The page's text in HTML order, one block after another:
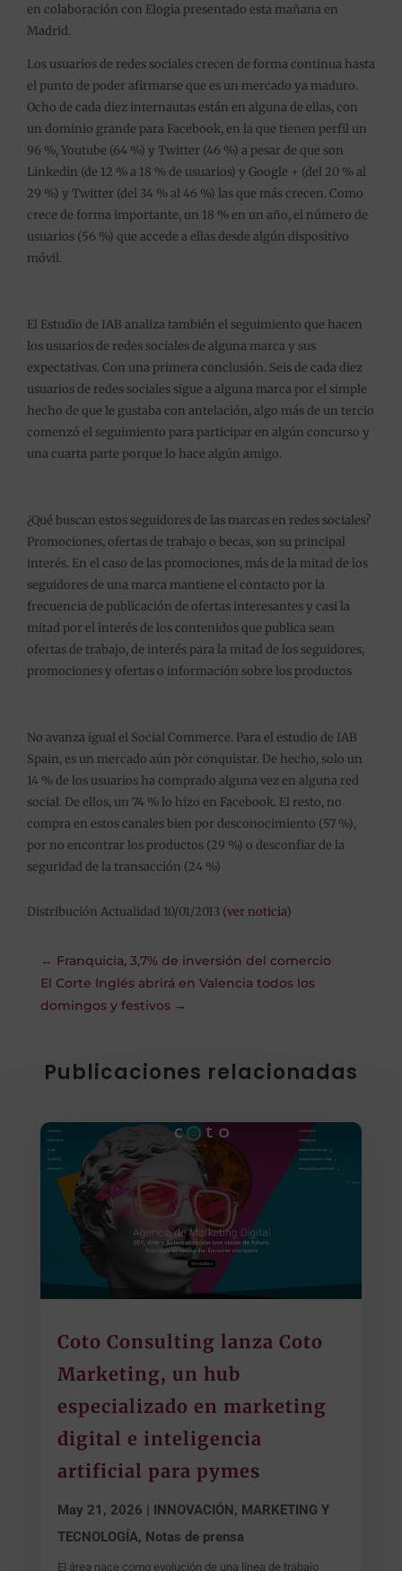
en colaboración con Elogia presentado esta mañana en
Madrid.
Los usuarios de redes sociales crecen de forma continua hasta
el punto de poder afirmarse que es un mercado ya maduro.
Ocho de cada diez internautas están en alguna de ellas, con
un dominio grande para Facebook, en la que tienen perfil un
96 %, Youtube (64 %) y Twitter (46 %) a pesar de que son
Linkedin (de 12 % a 18 % de usuarios) y Google + (del 20 % al
29 %) y Twitter (del 34 % al 46 %) las que más crecen. Como
crece de forma importante, un 18 % en un año, el número de
usuarios (56 %) que accede a ellas desde algún dispositivo
móvil.
El Estudio de IAB analiza también el seguimiento que hacen
los usuarios de redes sociales de alguna marca y sus
expectativas. Con una primera conclusión. Seis de cada diez
usuarios de redes sociales sigue a alguna marca por el simple
hecho de que le gustaba con antelación, algo más de un tercio
comenzó el seguimiento para participar en algún concurso y
una cuarta parte porque lo hace algún amigo.
¿Qué buscan estos seguidores de las marcas en redes sociales?
Promociones, ofertas de trabajo o becas, son su principal
interés. En el caso de las promociones, más de la mitad de los
seguidores de una marca mantiene el contacto por la
frecuencia de publicación de ofertas interesantes y casi la
mitad por el interés de los contenidos que publica sean
ofertas de trabajo, de interés para la mitad de los seguidores,
promociones y ofertas o información sobre los productos
No avanza igual el Social Commerce. Para el estudio de IAB
Spain, es un mercado aún pòr conquistar. De hecho, solo un
14 % de los usuarios ha comprado alguna vez en alguna red
social. De ellos, un 74 % lo hizo en Facebook. El resto, no
compra en estos canales bien por desconocimiento (57 %),
por no encontrar los productos (29 %) o desconfiar de la
seguridad de la transacción (24 %)
Distribución Actualidad 10/01/2013 (ver noticia)
← Franquicia, 3,7% de inversión del comercio
El Corte Inglés abrirá en Valencia todos los
domingos y festivos→
Publicaciones relacionadas
Coto Consulting lanza Coto
Marketing, un hub
especializado en marketing
digital e inteligencia
artificial para pymes
May 21, 2026 | INNOVACIÓN, MARKETING Y
TECNOLOGÍA, Notas de prensa
El área nace como evolución de una línea de trabajo